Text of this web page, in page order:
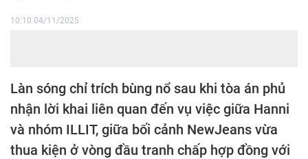
10:10 04/11/2025
Làn sóng chỉ trích bùng nổ sau khi tòa án phủ
nhận lời khai liên quan đến vụ việc giữa Hanni
và nhóm ILLIT, giữa bối cảnh NewJeans vừa
thua kiện ở vòng đầu tranh chấp hợp đồng với